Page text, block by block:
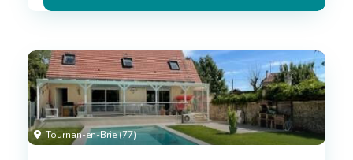
Tournan-en-Brie (77)